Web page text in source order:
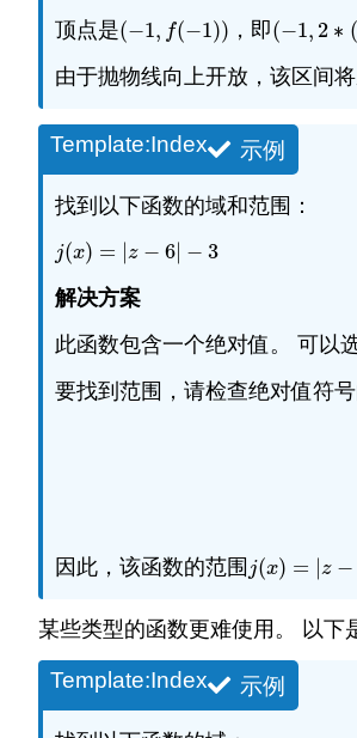
顶点是(−1, f(−1))
(−1,f (−1)) ，即(−1, 2 ∗ (
(−1,2∗(
由于抛物线向上开放，该区间
示例
Template:Index
找到以下函数的域和范围：
j(x) = |z − 6 − 3
j(x)= |z 6 |− 3
解决方案
此函数包含一个绝对值。 可以
要找到范围，请检查绝对值符
因此，该函数的范围 j(x) = |z −
j(x)= |z 6 |−
某些类型的函数更难使用。 以下
示例
Template:Index